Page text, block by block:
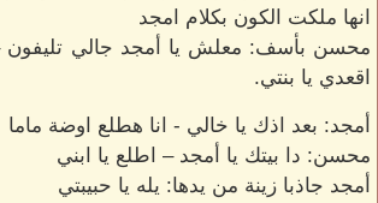
انها ملكت الكون بكلام امجد
محسن بأسف: معلش يا أمجد جالي تليفون –
اقعدي يا بنتي.
أمجد: بعد اذك يا خالي - انا هطلع اوضة ماما
محسن: دا بيتك يا أمجد – اطلع يا ابني
أمجد جاذبا زينة من يدها: يله يا حبيبتي